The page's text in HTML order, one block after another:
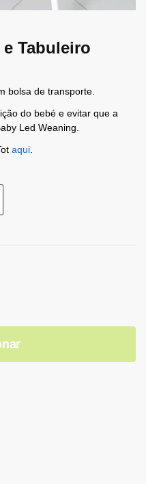
Tabuleiro
bolsa de transporte.
do bebé e evitar que a
Led Weaning.
aqui.